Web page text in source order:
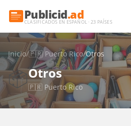
Publicid.ad
CLASIFICADOS EN ESPAÑOL · 23 PAÍSES
Inicio/🇵🇷 Puerto Rico/Otros
📦Otros
🇵🇷 Puerto Rico